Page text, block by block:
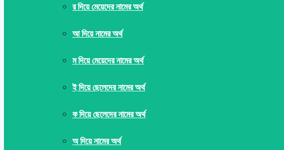
র দিয়ে মেয়েদের নামের অর্থ
আ দিয়ে নামের অর্থ
ম দিয়ে মেয়েদের নামের অর্থ
ই দিয়ে ছেলেদের নামের অর্থ
ক দিয়ে ছেলেদের নামের অর্থ
অ দিয়ে নামের অর্থ